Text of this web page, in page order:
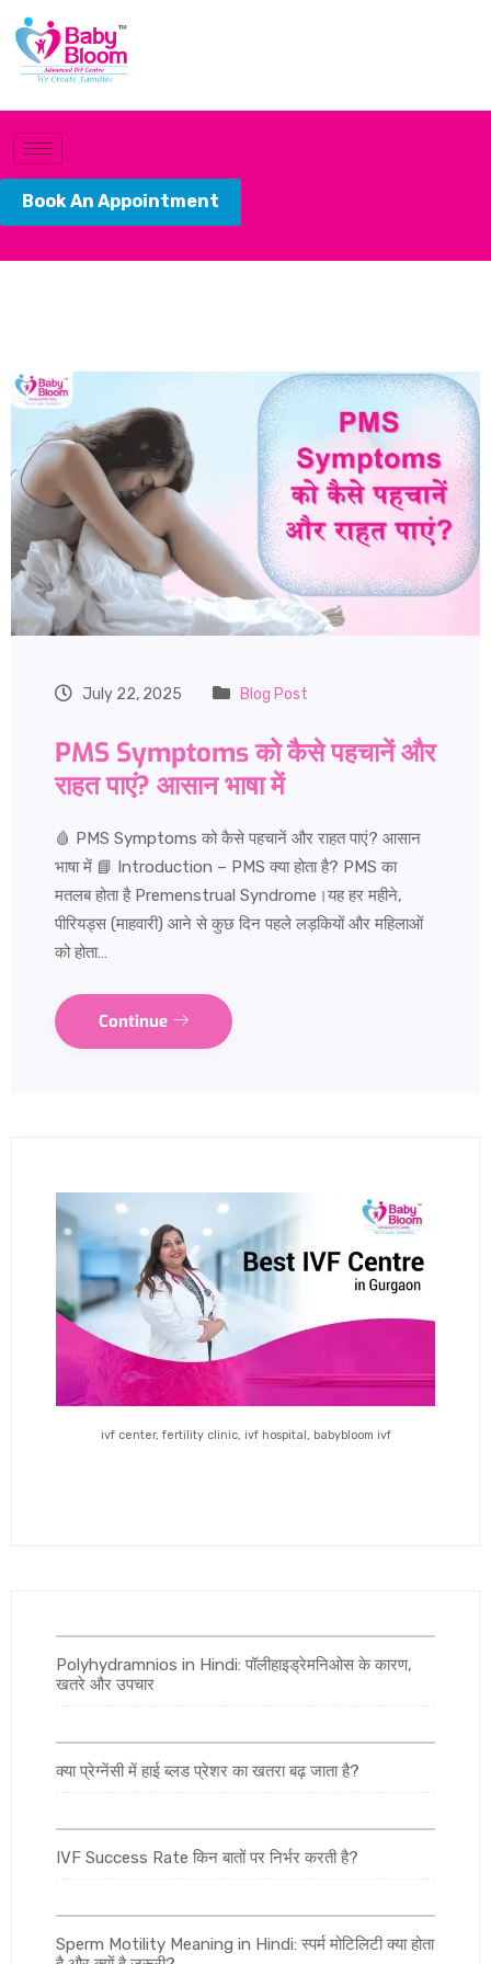
Book An Appointment
July 22, 2025 Blog Post
PMS Symptoms को कैसे पहचानें और
राहत पाएं? आसान भाषा में
🩸 PMS Symptoms को कैसे पहचानें और राहत पाएं? आसान
भाषा में 📘 Introduction – PMS क्या होता है? PMS का
मतलब होता है Premenstrual Syndrome।यह हर महीने,
पीरियड्स (माहवारी) आने से कुछ दिन पहले लड़कियों और महिलाओं
को होता…
Continue
ivf center, fertility clinic, ivf hospital, babybloom ivf
Polyhydramnios in Hindi: पॉलीहाइड्रेमनिओस के कारण,
खतरे और उपचार
क्या प्रेग्नेंसी में हाई ब्लड प्रेशर का खतरा बढ़ जाता है?
IVF Success Rate किन बातों पर निर्भर करती है?
Sperm Motility Meaning in Hindi: स्पर्म मोटिलिटी क्या होता